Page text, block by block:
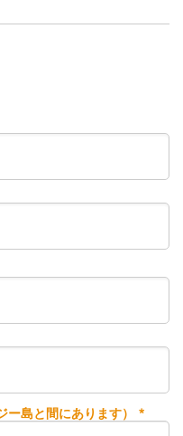
ー島と間にあります） *